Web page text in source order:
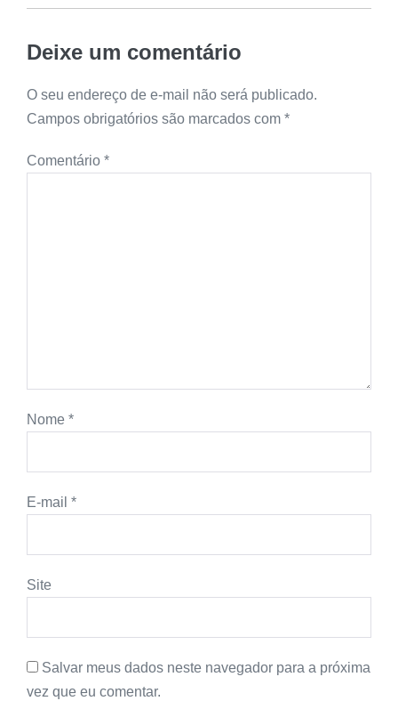
Deixe um comentário
O seu endereço de e-mail não será publicado.
Campos obrigatórios são marcados com *
Comentário *
Nome *
E-mail *
Site
Salvar meus dados neste navegador para a próxima
vez que eu comentar.